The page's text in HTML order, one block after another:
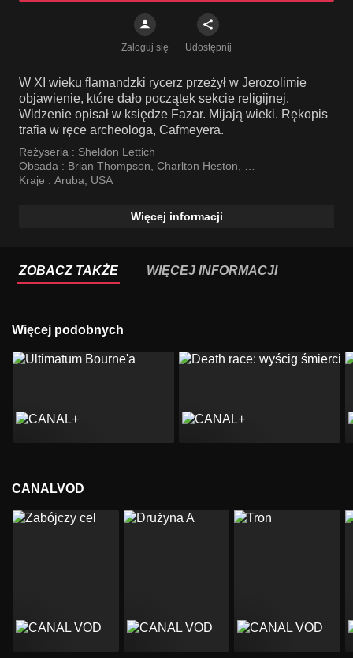
Zaloguj się Udostępnij
W XI wieku flamandzki rycerz przeżył w Jerozolimie
objawienie, które dało początek sekcie religijnej.
Widzenie opisał w księdze Fazar. Mijają wieki. Rękopis
trafia w ręce archeologa, Cafmeyera.
Reżyseria : Sheldon Lettich
Obsada : Brian Thompson, Charlton Heston,
Jean-Claude Van Damme
Kraje : Aruba, USA
Więcej informacji
ZOBACZ TAKŻE WIĘCEJ INFORMACJI
Więcej podobnych
CANALVOD